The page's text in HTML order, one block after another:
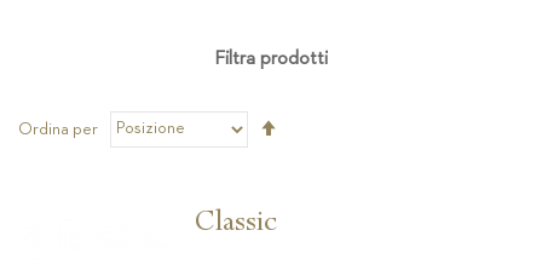
Ordina per
Classic
Filtra prodotti